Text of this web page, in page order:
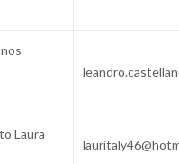
Laura